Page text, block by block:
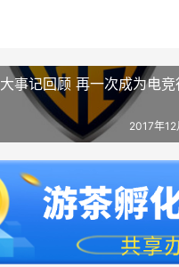
事记回顾 再一次成为电竞
2017年